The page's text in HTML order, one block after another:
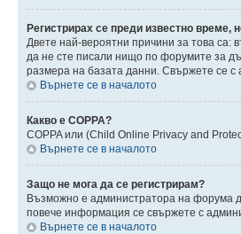
Регистрирах се преди известно време,
Двете най-вероятни причини за това са:
да не сте писали нищо по форумите за
размера на базата данни. Свържете се с
Върнете се в началото
Какво е COPPA?
COPPA или (Child Online Privacy and
Върнете се в началото
Защо не мога да се регистрирам?
Възможно е администратора на форума
повече информация се свържете с
Върнете се в началото